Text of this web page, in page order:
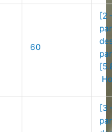
60
[2
[3